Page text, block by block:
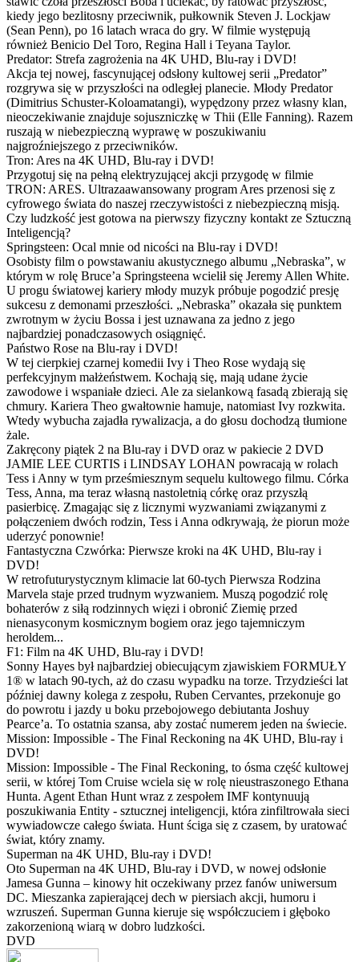
kiedy jego bezlitosny przeciwnik, pułkownik Steven J. Lockjaw
(Sean Penn), po 16 latach wraca do gry. W filmie występują
również Benicio Del Toro, Regina Hall i Teyana Taylor.
Predator: Strefa zagrożenia na 4K UHD, Blu-ray i DVD!
Akcja tej nowej, fascynującej odsłony kultowej serii „Predator”
rozgrywa się w przyszłości na odległej planecie. Młody Predator
(Dimitrius Schuster-Koloamatangi), wypędzony przez własny klan,
nieoczekiwanie znajduje sojuszniczkę w Thii (Elle Fanning). Razem
ruszają w niebezpieczną wyprawę w poszukiwaniu
najgroźniejszego z przeciwników.
Tron: Ares na 4K UHD, Blu-ray i DVD!
Przygotuj się na pełną elektryzującej akcji przygodę w filmie
TRON: ARES. Ultrazaawansowany program Ares przenosi się z
cyfrowego świata do naszej rzeczywistości z niebezpieczną misją.
Czy ludzkość jest gotowa na pierwszy fizyczny kontakt ze Sztuczną
Inteligencją?
Springsteen: Ocal mnie od nicości na Blu-ray i DVD!
Osobisty film o powstawaniu akustycznego albumu „Nebraska”, w
którym w rolę Bruce’a Springsteena wcielił się Jeremy Allen White.
U progu światowej kariery młody muzyk próbuje pogodzić presję
sukcesu z demonami przeszłości. „Nebraska” okazała się punktem
zwrotnym w życiu Bossa i jest uznawana za jedno z jego
najbardziej ponadczasowych osiągnięć.
Państwo Rose na Blu-ray i DVD!
W tej cierpkiej czarnej komedii Ivy i Theo Rose wydają się
perfekcyjnym małżeństwem. Kochają się, mają udane życie
zawodowe i wspaniałe dzieci. Ale za sielankową fasadą zbierają się
chmury. Kariera Theo gwałtownie hamuje, natomiast Ivy rozkwita.
Wtedy wybucha zajadła rywalizacja, a do głosu dochodzą tłumione
żale.
Zakręcony piątek 2 na Blu-ray i DVD oraz w pakiecie 2 DVD
JAMIE LEE CURTIS i LINDSAY LOHAN powracają w rolach
Tess i Anny w tym prześmiesznym sequelu kultowego filmu. Córka
Tess, Anna, ma teraz własną nastoletnią córkę oraz przyszłą
pasierbicę. Zmagając się z licznymi wyzwaniami związanymi z
połączeniem dwóch rodzin, Tess i Anna odkrywają, że piorun może
uderzyć ponownie!
Fantastyczna Czwórka: Pierwsze kroki na 4K UHD, Blu-ray i
DVD!
W retrofuturystycznym klimacie lat 60-tych Pierwsza Rodzina
Marvela staje przed trudnym wyzwaniem. Muszą pogodzić rolę
bohaterów z siłą rodzinnych więzi i obronić Ziemię przed
nienasyconym kosmicznym bogiem oraz jego tajemniczym
heroldem...
F1: Film na 4K UHD, Blu-ray i DVD!
Sonny Hayes był najbardziej obiecującym zjawiskiem FORMUŁY
1® w latach 90-tych, aż do czasu wypadku na torze. Trzydzieści lat
później dawny kolega z zespołu, Ruben Cervantes, przekonuje go
do powrotu i jazdy u boku przebojowego debiutanta Joshuy
Pearce’a. To ostatnia szansa, aby zostać numerem jeden na świecie.
Mission: Impossible - The Final Reckoning na 4K UHD, Blu-ray i
DVD!
Mission: Impossible - The Final Reckoning, to ósma część kultowej
serii, w której Tom Cruise wciela się w rolę nieustraszonego Ethana
Hunta. Agent Ethan Hunt wraz z zespołem IMF kontynuują
poszukiwania Entity - sztucznej inteligencji, która zinfiltrowała sieci
wywiadowcze całego świata. Hunt ściga się z czasem, by uratować
świat, który znamy.
Superman na 4K UHD, Blu-ray i DVD!
Oto Superman na 4K UHD, Blu-ray i DVD, w nowej odsłonie
Jamesa Gunna – kinowy hit oczekiwany przez fanów uniwersum
DC. Mieszanka zapierającej dech w piersiach akcji, humoru i
wzruszeń. Superman Gunna kieruje się współczuciem i głęboko
zakorzenioną wiarą w dobro ludzkości.
DVD